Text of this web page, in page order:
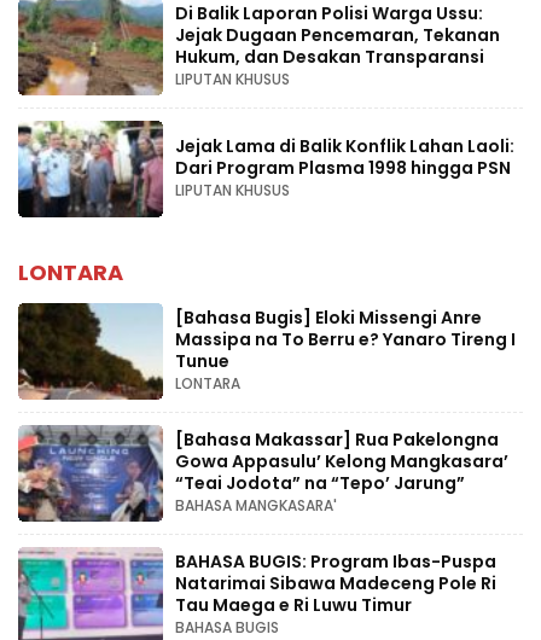
Di Balik Laporan Polisi Warga Ussu:
Jejak Dugaan Pencemaran, Tekanan
Hukum, dan Desakan Transparansi
LIPUTAN KHUSUS
Jejak Lama di Balik Konflik Lahan Laoli:
Dari Program Plasma 1998 hingga PSN
LIPUTAN KHUSUS
LONTARA
[Bahasa Bugis] ‎Eloki Missengi Anre
Massipa na To Berru e? Yanaro Tireng I
Tunue
LONTARA
[Bahasa Makassar] Rua Pakelongna
Gowa Appasulu’ Kelong Mangkasara’
“Teai Jodota” na “Tepo’ Jarung”
BAHASA MANGKASARA'
BAHASA BUGIS: Program Ibas-Puspa
Natarimai Sibawa Madeceng Pole Ri
Tau Maega e Ri Luwu Timur
BAHASA BUGIS